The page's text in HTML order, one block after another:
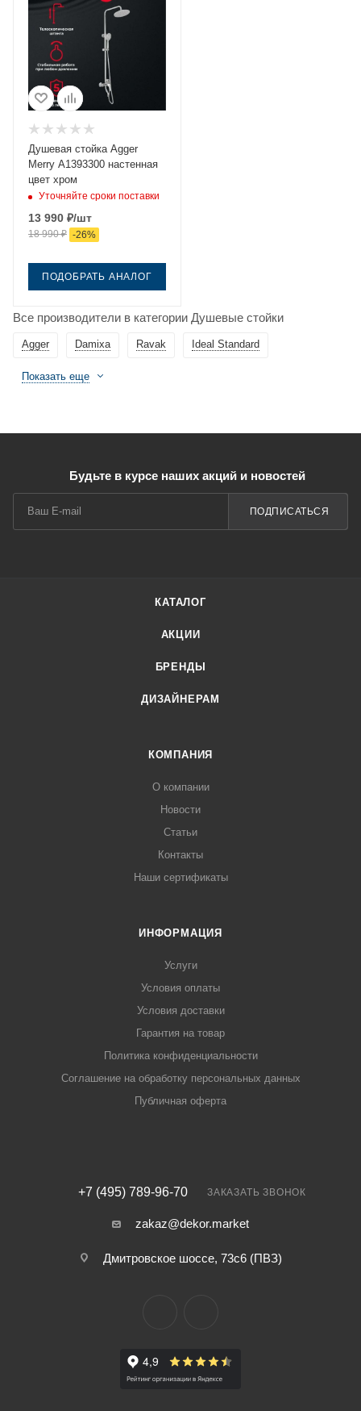
Душевая стойка Agger
Merry A1393300 настенная
цвет хром
Уточняйте сроки поставки
13 990 ₽/шт
18 990₽ -26%
ПОДОБРАТЬ АНАЛОГ
Все производители в категории Душевые стойки
Damixa Ravak Ideal Standard
Agger
Показать еще
Будьте в курсе наших акций и новостей
ПОДПИСАТЬСЯ
КАТАЛОГ
АКЦИИ
БРЕНДЫ
ДИЗАЙНЕРАМ
КОМПАНИЯ
О компании
Новости
Статьи
Контакты
Наши сертификаты
ИНФОРМАЦИЯ
Услуги
Условия оплаты
Условия доставки
Гарантия на товар
Политика конфиденциальности
Соглашение на обработку персональных данных
Публичная оферта
+7 (495) 789-96-70 ЗАКАЗАТЬ ЗВОНОК
zakaz@dekor.market
Дмитровское шоссе, 73с6 (ПВЗ)